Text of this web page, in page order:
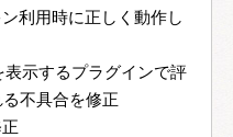
利用時に正しく動作し
示するプラグインで評